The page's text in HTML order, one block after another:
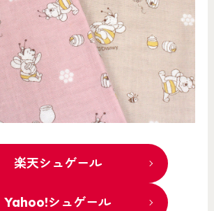
楽天シュゲール
Yahoo!シュゲール